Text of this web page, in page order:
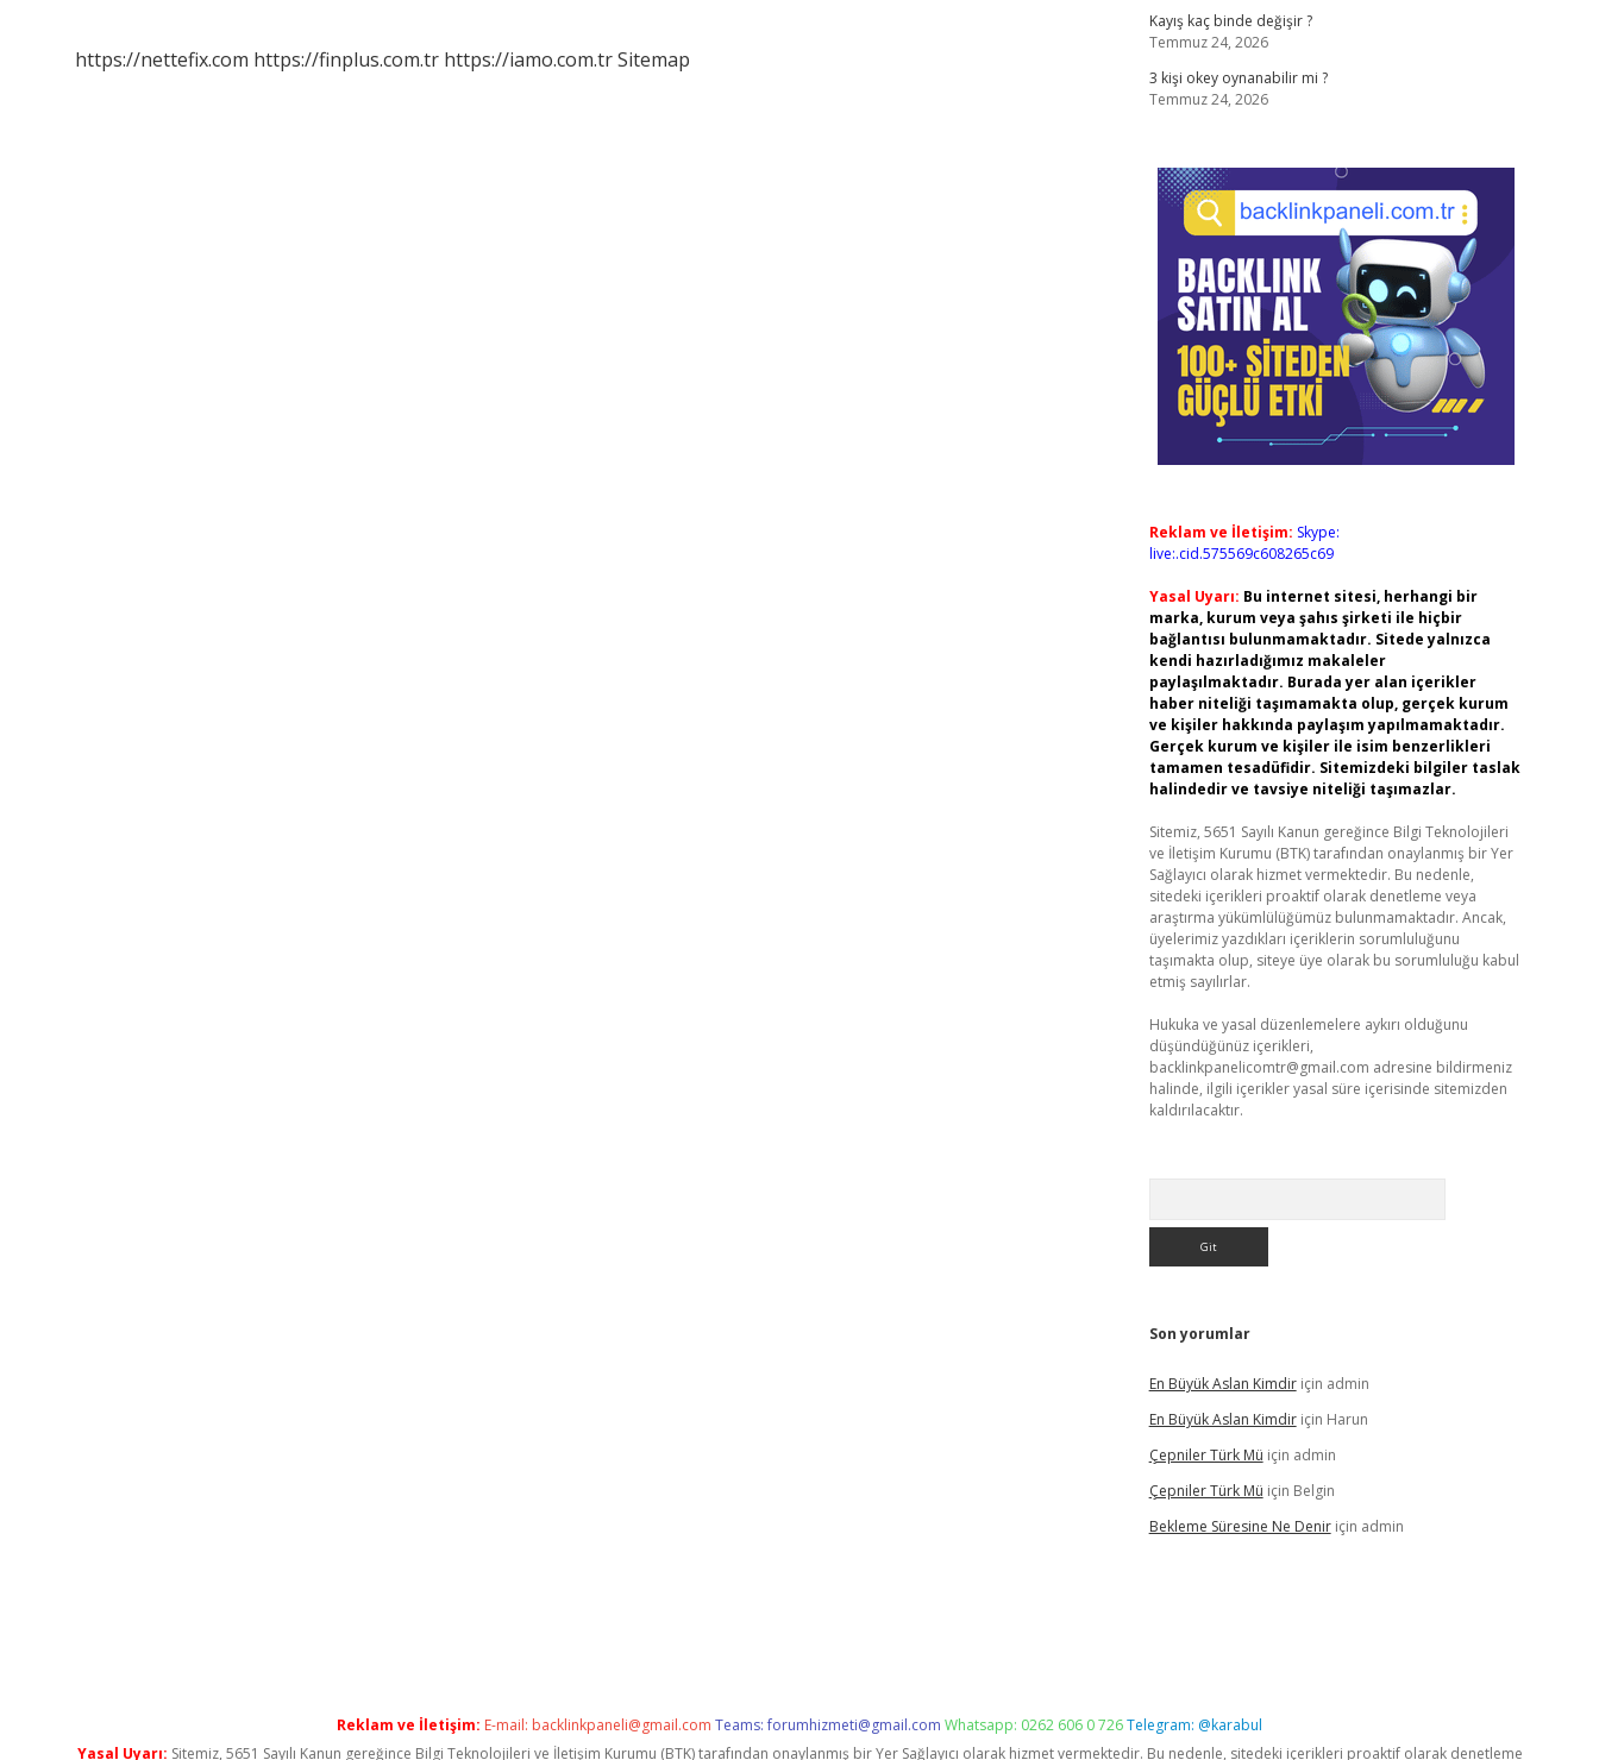
https://nettefix.com https://finplus.com.tr https://iamo.com.trSitemap
Kayış kaç binde değişir ?
Temmuz 24, 2026
3 kişi okey oynanabilir mi ?
Temmuz 24, 2026
Reklam ve İletişim: Skype:
live:.cid.575569c608265c69
Yasal Uyarı: Bu internet sitesi, herhangi bir
marka, kurum veya şahıs şirketi ile hiçbir
bağlantısı bulunmamaktadır. Sitede yalnızca
kendi hazırladığımız makaleler
paylaşılmaktadır. Burada yer alan içerikler
haber niteliği taşımamakta olup, gerçek kurum
ve kişiler hakkında paylaşım yapılmamaktadır.
Gerçek kurum ve kişiler ile isim benzerlikleri
tamamen tesadüfidir. Sitemizdeki bilgiler taslak
halindedir ve tavsiye niteliği taşımazlar.
Sitemiz, 5651 Sayılı Kanun gereğince Bilgi Teknolojileri
ve İletişim Kurumu (BTK) tarafından onaylanmış bir Yer
Sağlayıcı olarak hizmet vermektedir. Bu nedenle,
sitedeki içerikleri proaktif olarak denetleme veya
araştırma yükümlülüğümüz bulunmamaktadır. Ancak,
üyelerimiz yazdıkları içeriklerin sorumluluğunu
taşımakta olup, siteye üye olarak bu sorumluluğu kabul
etmiş sayılırlar.
Hukuka ve yasal düzenlemelere aykırı olduğunu
düşündüğünüz içerikleri,
backlinkpanelicomtr@gmail.com adresine bildirmeniz
halinde, ilgili içerikler yasal süre içerisinde sitemizden
kaldırılacaktır.
Son yorumlar
En Büyük Aslan Kimdiriçin admin
En Büyük Aslan Kimdiriçin Harun
Çepniler Türk Mü için admin
Çepniler Türk Mü için Belgin
Bekleme Süresine Ne Deniriçin admin
Reklam ve İletişim: E-mail: backlinkpaneli@gmail.com Teams:forumhizmeti@gmail.com Whatsapp: 0262 606 0 726Telegram: @karabul
Yasal Uyarı: Sitemiz, 5651 Sayılı Kanun gereğince Bilgi Teknolojileri ve İletişim Kurumu (BTK) tarafından onaylanmış bir Yer Sağlayıcı olarak hizmet vermektedir. Bu nedenle, sitedeki içerikleri proaktif olarak denetleme